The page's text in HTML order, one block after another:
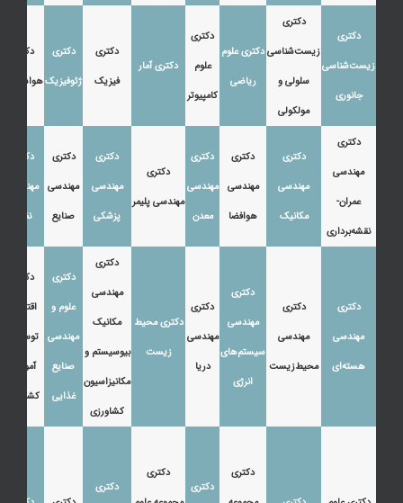
دکتری
زیست‌شناسی
جانوری
دکتری
زیست‌شناسی
سلولی و
مولکولی
دکتری علوم
ریاضی
دکتری
علوم
کامپیوتر
دکتری آمار
دکتری
فیزیک
دکتری
ژئوفیزیک
دکتری
هواشناسی
دکتری
مهندسی
عمران-
نقشه‌برداری
دکتری
مهندسی
مکانیک
دکتری
مهندسی
هوافضا
دکتری
مهندسی
معدن
دکتری
مهندسی پلیمر
دکتری
مهندسی
پزشکی
دکتری
مهندسی
صنایع
دکتری
مهندسی
نفت
دکتری
مهندسی
هسته‌ای
دکتری
مهندسی
محیط‌زیست
دکتری
مهندسی
سیستم‌های
انرژی
دکتری
مهندسی
دریا
دکتری محیط
زیست
دکتری
مهندسی
مکانیک
بیوسیستم و
مکانیزاسیون
کشاورزی
دکتری
علوم و
مهندسی
صنایع
غذایی
دکتری
اقتصاد،
توسعه و
آموزش
کشاورزی
دکتری
دکتری
دکتری
دکتری